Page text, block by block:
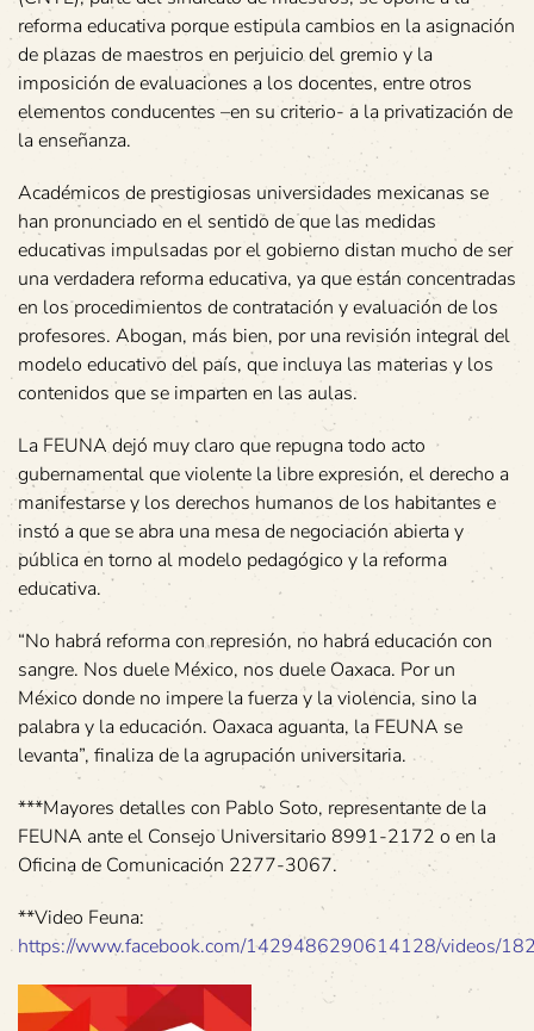
reforma educativa porque estipula cambios en la asignación
de plazas de maestros en perjuicio del gremio y la
imposición de evaluaciones a los docentes, entre otros
elementos conducentes –en su criterio- a la privatización de
la enseñanza.
Académicos de prestigiosas universidades mexicanas se
han pronunciado en el sentido de que las medidas
educativas impulsadas por el gobierno distan mucho de ser
una verdadera reforma educativa, ya que están concentradas
en los procedimientos de contratación y evaluación de los
profesores. Abogan, más bien, por una revisión integral del
modelo educativo del país, que incluya las materias y los
contenidos que se imparten en las aulas.
La FEUNA dejó muy claro que repugna todo acto
gubernamental que violente la libre expresión, el derecho a
manifestarse y los derechos humanos de los habitantes e
instó a que se abra una mesa de negociación abierta y
pública en torno al modelo pedagógico y la reforma
educativa.
“No habrá reforma con represión, no habrá educación con
sangre. Nos duele México, nos duele Oaxaca. Por un
México donde no impere la fuerza y la violencia, sino la
palabra y la educación. Oaxaca aguanta, la FEUNA se
levanta”, finaliza de la agrupación universitaria.
***Mayores detalles con Pablo Soto, representante de la
FEUNA ante el Consejo Universitario 8991-2172 o en la
Oficina de Comunicación 2277-3067.
**Video Feuna:
https://www.facebook.com/1429486290614128/videos/